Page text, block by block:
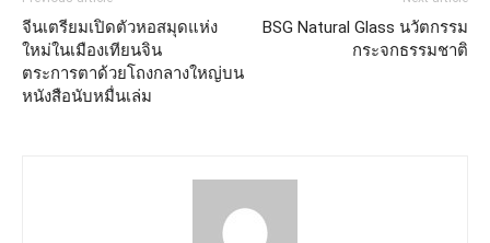
จีนเตรียมเปิดตัวหอสมุดแห่ง
ใหม่ในเมืองเทียนจิน
ตระการตาด้วยโถงกลางใหญ่บน
หนังสือนับหมื่นเล่ม
BSG Natural Glass นวัตกรรม
กระจกธรรมชาติ